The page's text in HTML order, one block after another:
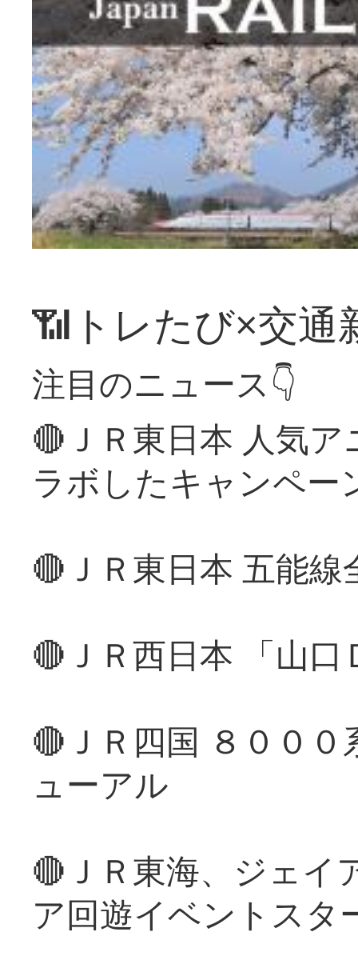
📶トレたび×交通
注目のニュース👇
🔴ＪＲ東日本 人気
ラボしたキャンペー
🔴ＪＲ東日本 五能
🔴ＪＲ西日本 「山
🔴ＪＲ四国 ８００
ューアル
🔴ＪＲ東海、ジェイ
ア回遊イベントスタ